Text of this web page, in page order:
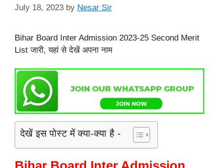
July 18, 2023 by Nesar Sir
Bihar Board Inter Admission 2023-25 Second Merit
List जारी, यहां से देखें अपना नाम
देखें इस पोस्ट में क्या-क्या है -